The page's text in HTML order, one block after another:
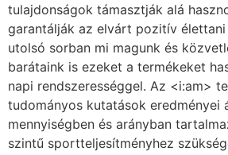
tulajdonságok támasztják alá
garantálják az elvárt pozitív élettani
utolsó sorban mi magunk és
barátaink is ezeket a termékeket
napi rendszerességgel. Az <i:am>
tudományos kutatások eredményei
mennyiségben és arányban
szintű sportteljesítményhez